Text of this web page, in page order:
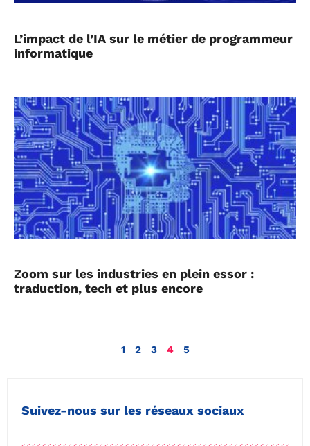
L’impact de l’IA sur le métier de programmeur
informatique
Zoom sur les industries en plein essor :
traduction, tech et plus encore
1 2 3 4 5
Suivez-nous sur les réseaux sociaux